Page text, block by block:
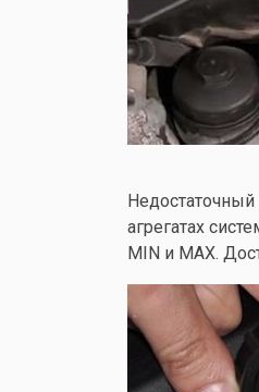
агрегатах
MIN и MAX.